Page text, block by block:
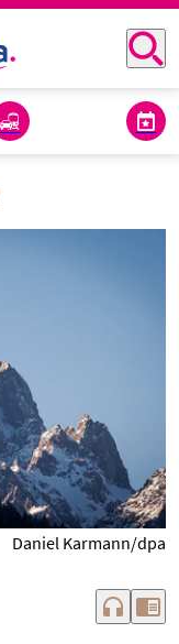
Daniel Karmann/dpa
headphones chrome_reader_mode